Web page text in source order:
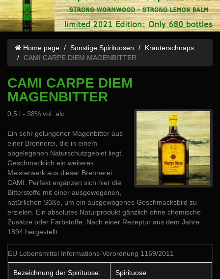
Home page Sonstige Spirituosen
Kräuterschnaps
CAMI CARPE DIEM MAGENBITTER
CAMI CARPE DIEM
MAGENBITTER
0,5 l - 38% vol. alc.
Ein sehr gelungener Magenbitter aus
einer Brennerei, die in einem
abgelegenen Naturschutzgebiet liegt.
Geschmacklich ein weiteres
Meisterwerk aus dieser Brennerei
CAMI. Perfekt ergänzen sich hier die
Bitterstoffe mit einer ausgewogenen,
natürlichen Süße, um ein ausgewogenes Geschmacksbild zu
erzielen. Ein absolutes Naturprodukt gänzlich ohne chemische
Zusätze oder Farbstoffe. Nach einer Rezeptur aus dem Jahre
1894 hergestellt.
EU Lebensmittel Informations-Verordnung 1169/2011
Bezeichnung der Spirituose: Spirituose